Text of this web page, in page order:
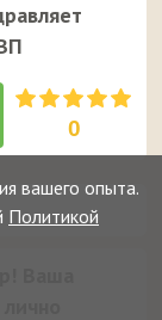
0
Ваша
вашего опыта.
Политикой